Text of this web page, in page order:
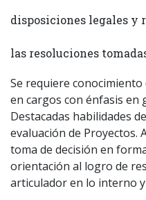
disposiciones legales y
las resoluciones
Se requiere
en cargos con énfasis en
Destacadas habilidades
evaluación de Proyectos.
toma de decisión en
orientación al logro de
articulador en lo interno